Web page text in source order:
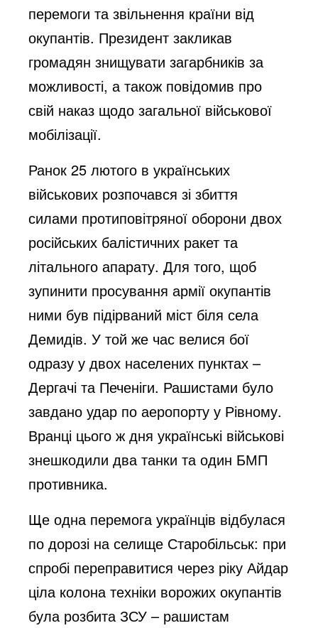
перемоги та звільнення країни від
окупантів. Президент закликав
громадян знищувати загарбників за
можливості, а також повідомив про
свій наказ щодо загальної військової
мобілізації.
Ранок 25 лютого в українських
військових розпочався зі збиття
силами протиповітряної оборони двох
російських балістичних ракет та
літального апарату. Для того, щоб
зупинити просування армії окупантів
ними був підірваний міст біля села
Демидів. У той же час велися бої
одразу у двох населених пунктах –
Дергачі та Печеніги. Рашистами було
завдано удар по аеропорту у Рівному.
Вранці цього ж дня українські військові
знешкодили два танки та один БМП
противника.
Ще одна перемога українців відбулася
по дорозі на селище Старобільськ: при
спробі переправитися через ріку Айдар
ціла колона техніки ворожих окупантів
була розбита ЗСУ – рашистам